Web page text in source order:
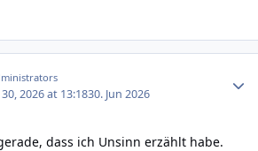
30, 2026 at 13:1830. Jun 2026
dass ich Unsinn erzählt habe.